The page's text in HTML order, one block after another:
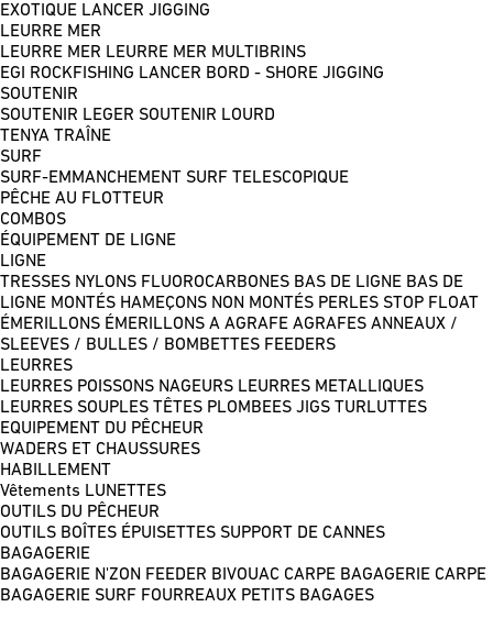
EXOTIQUE LANCER JIGGING
LEURRE MER
LEURRE MER LEURRE MER MULTIBRINS
EGI
ROCKFISHING LANCER BORD - SHORE JIGGING
SOUTENIR
SOUTENIR LEGER SOUTENIR LOURD
TENYA TRAÎNE
SURF
SURF-EMMANCHEMENT SURF TELESCOPIQUE
PÊCHE AU FLOTTEUR
COMBOS
ÉQUIPEMENT DE LIGNE
LIGNE
TRESSES NYLONS FLUOROCARBONES BAS DE LIGNE BAS DE
LIGNE MONTÉS HAMEÇONS NON MONTÉS PERLES STOP FLOAT
ÉMERILLONS ÉMERILLONS A AGRAFE AGRAFES ANNEAUX /
SLEEVES / BULLES / BOMBETTES FEEDERS
LEURRES
LEURRES POISSONS NAGEURS LEURRES METALLIQUES
LEURRES SOUPLES TÊTES PLOMBEES JIGS TURLUTTES
EQUIPEMENT DU PÊCHEUR
WADERS ET CHAUSSURES
HABILLEMENT
Vêtements LUNETTES
OUTILS DU PÊCHEUR
OUTILS BOÎTES ÉPUISETTES SUPPORT DE CANNES
BAGAGERIE
BAGAGERIE N'ZON FEEDER BIVOUAC CARPE BAGAGERIE CARPE
BAGAGERIE SURF FOURREAUX PETITS BAGAGES